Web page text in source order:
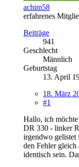
achim58
erfahrenes
Beiträge
941
Geschlecht
Männlich
Geburtstag
13. April
18. März
#1
Hallo, ich
DR 330 - linker
irgendwo gelistet
den Fehler
identisch sein.